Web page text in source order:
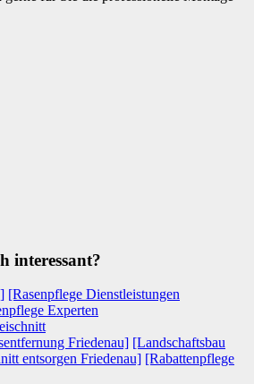
interessant?
[Rasenpflege Dienstleistungen
Experten
Friedenau] [Landschaftsbau
entsorgen Friedenau] [Rabattenpflege